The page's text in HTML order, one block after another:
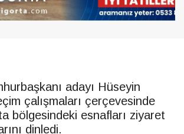
adayı Hüseyin
çalışmaları çerçevesinde
bölgesindeki esnafları ziyaret
dinledi.